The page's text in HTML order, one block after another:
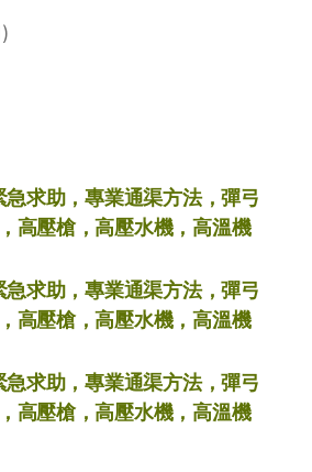
求助，專業通渠方法，彈弓
高壓槍，高壓水機，高溫機
求助，專業通渠方法，彈弓
高壓槍，高壓水機，高溫機
求助，專業通渠方法，彈弓
高壓槍，高壓水機，高溫機